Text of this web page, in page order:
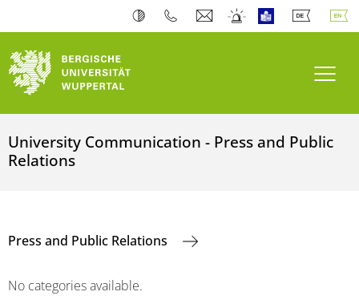
University Communication - Press and Public
Relations
Press and Public Relations
No categories available.